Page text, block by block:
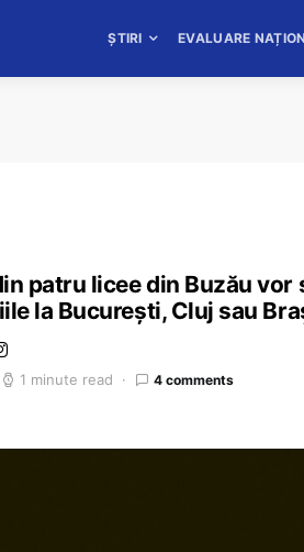
ȘTIRI EVALUARE
patru licee din Buzău vor
la București, Cluj sau
1 minute read 4 comments